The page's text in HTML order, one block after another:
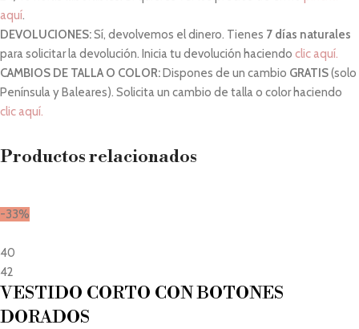
aquí.
DEVOLUCIONES:Sí, devolvemos el dinero. Tienes 7 días naturales
para solicitar la devolución. Inicia tu devolución haciendo clic aquí.
CAMBIOS DE TALLA O COLOR:Dispones de un cambio GRATIS(solo
Península y Baleares). Solicita un cambio de talla o color haciendo
clic aquí.
Productos relacionados
-33%
40
42
VESTIDO CORTO CON BOTONES
DORADOS